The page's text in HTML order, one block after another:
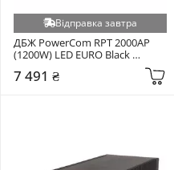
Відправка завтра
ДБЖ PowerCom RPT 2000AP
(1200W) LED EURO Black
7 491 ₴